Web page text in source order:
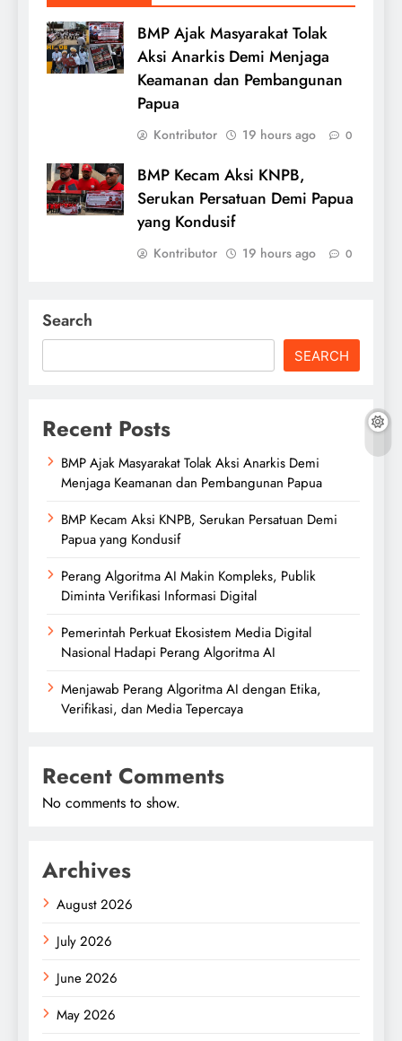
BMP Ajak Masyarakat Tolak
Aksi Anarkis Demi Menjaga
Keamanan dan Pembangunan
Papua
Kontributor 19 hours ago 0
BMP Kecam Aksi KNPB,
Serukan Persatuan Demi Papua
yang Kondusif
Kontributor 19 hours ago 0
Search
SEARCH
Recent Posts
BMP Ajak Masyarakat Tolak Aksi Anarkis Demi
Menjaga Keamanan dan Pembangunan Papua
BMP Kecam Aksi KNPB, Serukan Persatuan Demi
Papua yang Kondusif
Perang Algoritma AI Makin Kompleks, Publik
Diminta Verifikasi Informasi Digital
Pemerintah Perkuat Ekosistem Media Digital
Nasional Hadapi Perang Algoritma AI
Menjawab Perang Algoritma AI dengan Etika,
Verifikasi, dan Media Tepercaya
Recent Comments
No comments to show.
Archives
August 2026
July 2026
June 2026
May 2026